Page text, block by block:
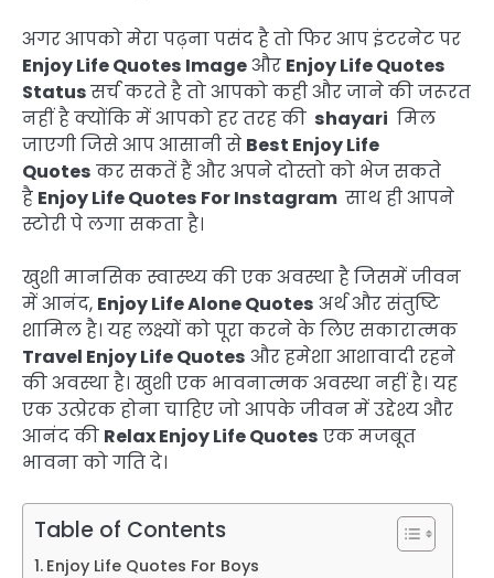
अगर आपको मेरा पढ़ना पसंद है तो फिर आप इंटरनेट पर
Enjoy Life Quotes Imageऔर Enjoy Life Quotes
Statusसर्च करते है तो आपको कही और जाने की जरूरत
नहीं है क्योंकि में आपको हर तरह की shayari मिल
जाएगी जिसे आप आसानी से Best Enjoy Life
Quotes कर सकतें हैं और अपने दोस्तो को भेज सकते
है Enjoy Life Quotes For Instagram साथ ही आपने
स्टोरी पे लगा सकता है।
खुशी मानसिक स्वास्थ्य की एक अवस्था है जिसमें जीवन
में आनंद, Enjoy Life Alone Quotes अर्थ और संतुष्टि
शामिल है। यह लक्ष्यों को पूरा करने के लिए सकारात्मक
Travel Enjoy Life Quotes और हमेशा आशावादी रहने
की अवस्था है। खुशी एक भावनात्मक अवस्था नहीं है। यह
एक उत्प्रेरक होना चाहिए जो आपके जीवन में उद्देश्य और
आनंद की Relax Enjoy Life Quotes एक मजबूत
भावना को गति दे।
Table of Contents
Enjoy Life Quotes For Boys